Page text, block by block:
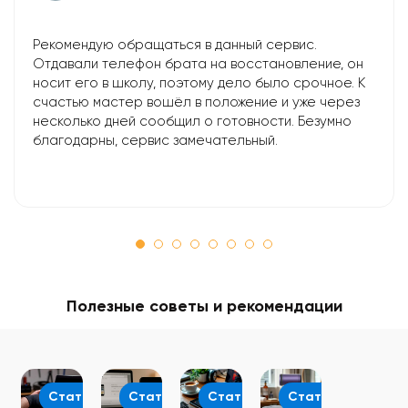
Рекомендую обращаться в данный сервис.
Отдавали телефон брата на восстановление, он
носит его в школу, поэтому дело было срочное. К
счастью мастер вошёл в положение и уже через
несколько дней сообщил о готовности. Безумно
благодарны, сервис замечательный.
Полезные советы и рекомендации
Статьи Статьи Статьи Статьи